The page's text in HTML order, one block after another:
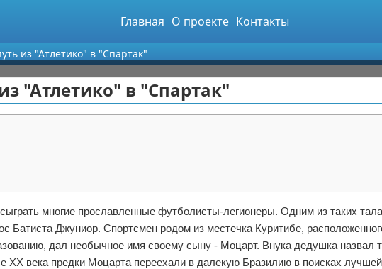
Главная О проекте Контакты
из "Атлетико" в "Спартак"
"Атлетико" в "Спартак"
многие прославленные футболисты-легионеры. Одним из таких
Батиста Джуниор. Спортсмен родом из местечка Куритибе,
дал необычное имя своему сыну - Моцарт. Внука дедушка назвал
ХХ века предки Моцарта переехали в далекую Бразилию в поисках